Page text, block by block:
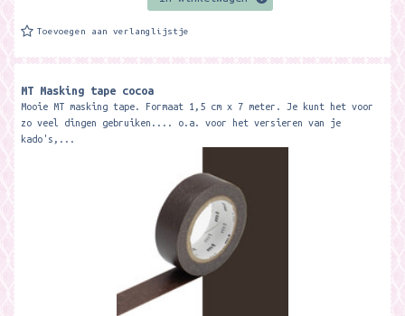
Toevoegen aan verlanglijstje
MT Masking tape cocoa
Mooie MT masking tape. Formaat 1,5 cm x 7 meter. Je kunt het voor
zo veel dingen gebruiken.... o.a. voor het versieren van je
kado's,...